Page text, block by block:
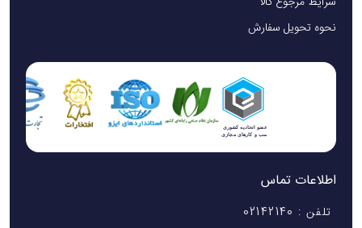
هوش مصنوعی و قابلیت‌های نرم‌افزاری
دوربین S24 Ultra تنها به سخت‌افزار قدرتمند محدود نمی‌شود.
فناوری هوش مصنوعی (AI) نقش مهمی در بهبود کیفیت تصاویر
دارد. سامسونگ این قابلیت را نه‌تنها در نرم‌افزار دوربین، بلکه در
نحوه تحویل سفارش
اطلاعات تماس
تلفن : 02142140